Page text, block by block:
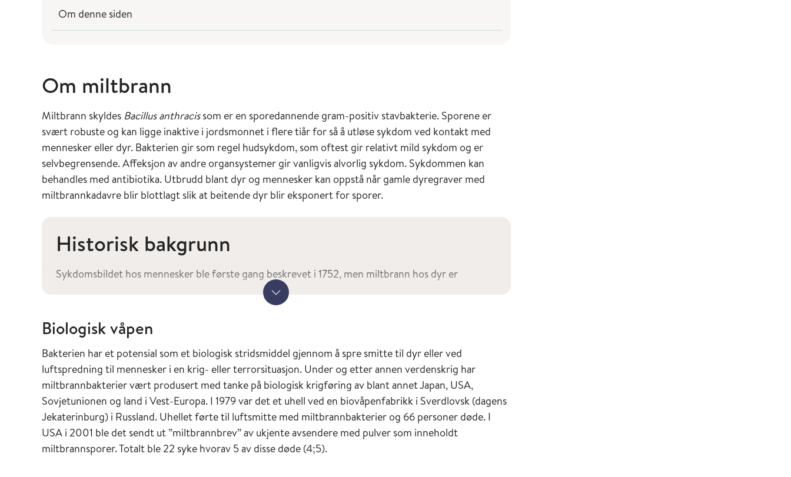
Om denne siden
Om miltbrann
Miltbrann skyldes Bacillus anthracissom er en sporedannende gram-positiv stavbakterie. Sporene er
svært robuste og kan ligge inaktive i jordsmonnet i flere tiår for så å utløse sykdom ved kontakt med
mennesker eller dyr. Bakterien gir som regel hudsykdom, som oftest gir relativt mild sykdom og er
selvbegrensende. Affeksjon av andre organsystemer gir vanligvis alvorlig sykdom. Sykdommen kan
behandles med antibiotika. Utbrudd blant dyr og mennesker kan oppstå når gamle dyregraver med
miltbrannkadavre blir blottlagt slik at beitende dyr blir eksponert for sporer.
Historisk bakgrunn
Sykdomsbildet hos mennesker ble første gang beskrevet i 1752, men miltbrann hos dyr er
sannsynligvis beskrevet allerede i oldtiden. Bibelens femte landeplage er sannsynligvis miltbrann.
Bakterien ble identifisert i 1849 og første vaksine ble utviklet på 1880-tallet. Tilstanden var en av
de vanligste årsakene til ukontrollert død blant planteetere som storfe, sau, geit, hest og gris før
effektiv dyrevaksine og antibiotika ble tilgjengelig mot midten av 1900-tallet.
I Norge var miltbrann tidligere ikke uvanlig hos storfe og andre dyr, også vilt. Mellom 1890 og
1940 ble det rapportert ca. 13 000 tilfeller av miltbrann på dyr til veterinærmyndighetene. Siste
alvorlige utbrudd var i Nedre Eiker i 1937. Siste tilfellet hos dyr var på en okse på Jevnaker våren
1993, før det enkelttilfeller i 1990 og 1981. Miltbrann hos mennesker forekom også i Norge. I
tiden fra 1889 til 1939 (før antibiotika var tilgjengelig) ble det beskrevet over 100 tilfeller med en
dødelighet på bare vel 10%. Dette skyldes at de fleste tilfellene var hudinfeksjoner som vanligvis
Vis mer
Biologisk våpen
Bakterien har et potensial som et biologisk stridsmiddel gjennom å spre smitte til dyr eller ved
luftspredning til mennesker i en krig- eller terrorsituasjon. Under og etter annen verdenskrig har
miltbrannbakterier vært produsert med tanke på biologisk krigføring av blant annet Japan, USA,
Sovjetunionen og land i Vest-Europa. I 1979 var det et uhell ved en biovåpenfabrikk i Sverdlovsk (dagens
Jekaterinburg) i Russland. Uhellet førte til luftsmitte med miltbrannbakterier og 66 personer døde. I
USA i 2001 ble det sendt ut ”miltbrannbrev” av ukjente avsendere med pulver som inneholdt
miltbrannsporer. Totalt ble 22 syke hvorav 5 av disse døde (4;5).